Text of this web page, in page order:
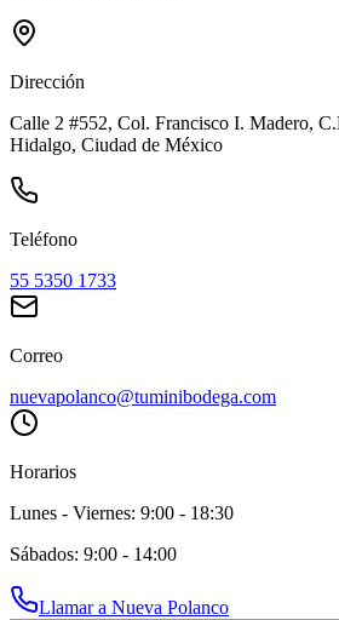
Dirección
Calle 2 #552, Col. Francisco I. Madero,
Hidalgo, Ciudad de México
Teléfono
55 5350 1733
Correo
nuevapolanco@tuminibodega.com
Horarios
Lunes - Viernes: 9:00 - 18:30
Sábados: 9:00 - 14:00
Llamar a Nueva Polanco